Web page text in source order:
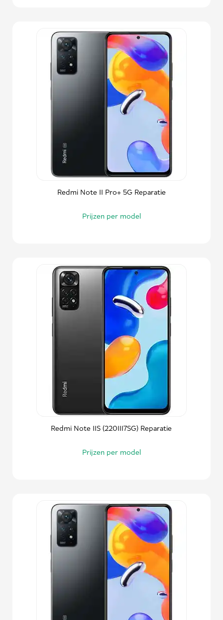
Redmi Note 11 Pro+ 5G Reparatie
Prijzen per model
Redmi Note 11S (2201117SG) Reparatie
Prijzen per model